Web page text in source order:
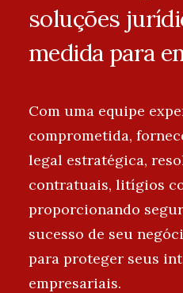
soluções
medida para
Com uma equipe
comprometida,
legal estratégica,
contratuais, litígios
proporcionando
sucesso de seu
para proteger seus
empresariais.